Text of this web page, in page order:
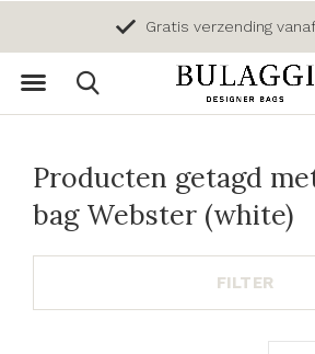
Gratis verzending
Producten getagd
bag Webster (white)
FILTER